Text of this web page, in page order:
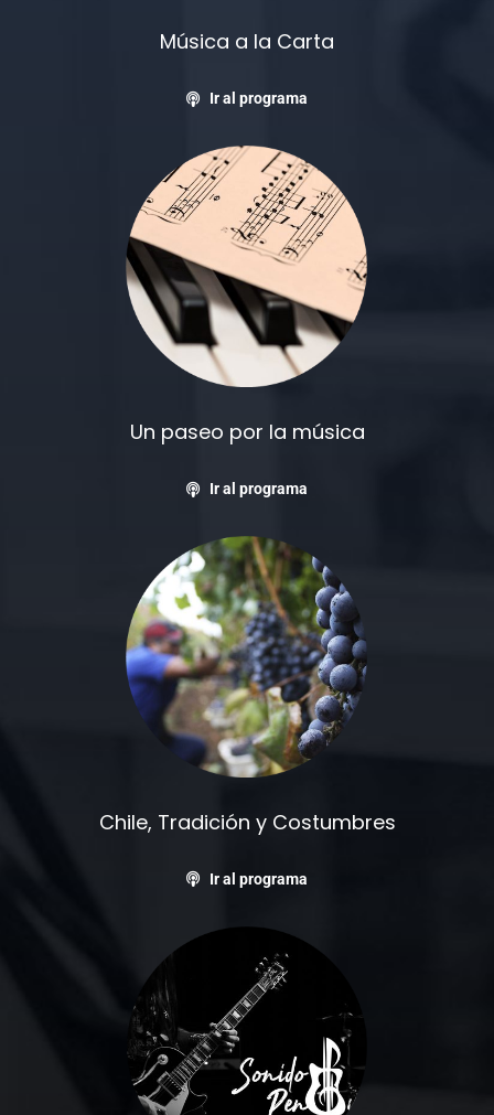
Música a la Carta
Ir al programa
Un paseo por la música
Ir al programa
Chile, Tradición y Costumbres
Ir al programa